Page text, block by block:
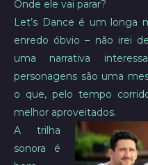
Onde ele vai parar?
Let’s Dance é um longa
enredo óbvio – não irei
uma narrativa
personagens são uma
o que, pelo tempo
melhor aproveitados.
A trilha
sonora é